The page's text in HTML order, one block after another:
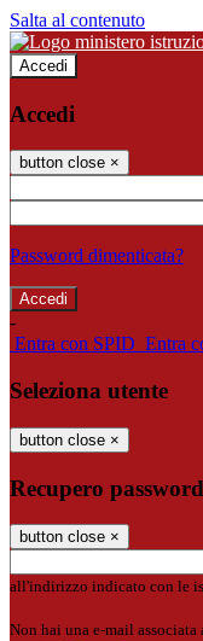
Salta al contenuto
Accedi
Accedi
button close ×
Password dimenticata?
-
Entra con SPID Entra
Seleziona utente
button close ×
Recupero password
button close ×
all'indirizzo indicato con le
Non hai una e-mail